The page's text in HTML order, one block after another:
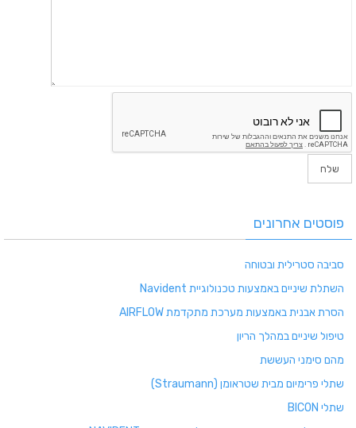
פוסטים אחרונים
סביבה סטרילית ובטוחה
השתלת שיניים באמצעות טכנולוגיית Navident
הסרת אבנית באמצעות מערכת מתקדמת AIRFLOW
טיפול שיניים במהלך הריון
מהם סימני העששת
שתלי פרימיום מבית שטראומן (Straumann)
שתלי BICON